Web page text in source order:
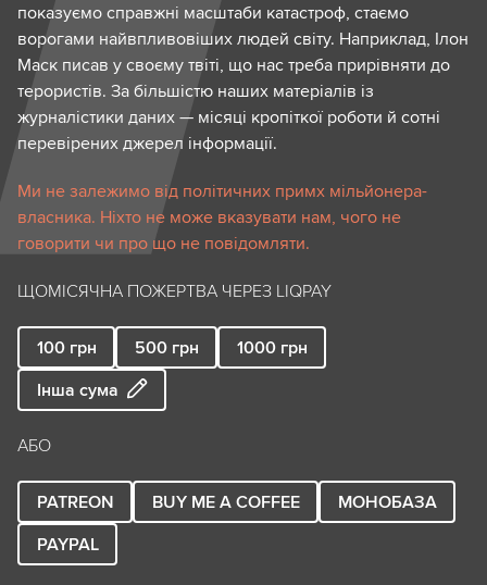
показуємо справжні масштаби катастроф, стаємо
ворогами найвпливовіших людей світу. Наприклад, Ілон
Маск писав у своєму твіті, що нас треба прирівняти до
терористів. За більшістю наших матеріалів із
журналістики даних — місяці кропіткої роботи й сотні
перевірених джерел інформації.
Ми не залежимо від політичних примх мільйонера-
власника. Ніхто не може вказувати нам, чого не
говорити чи про що не повідомляти.
ЩОМІСЯЧНА ПОЖЕРТВА ЧЕРЕЗ LIQPAY
100 грн 500 грн 1000 грн
Інша сума
АБО
PATREON BUY ME A COFFEE
МОНОБАЗА
PAYPAL